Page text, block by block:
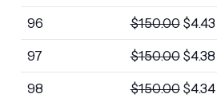
96 $150.00 $4.43
97 $150.00 $4.38
98 $150.00 $4.34